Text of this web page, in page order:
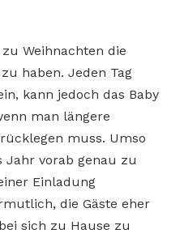
Weihnachten die
haben. Jeden Tag
kann jedoch das Baby
man längere
muss. Umso
Jahr vorab genau zu
Einladung
die Gäste eher
sich zu Hause zu